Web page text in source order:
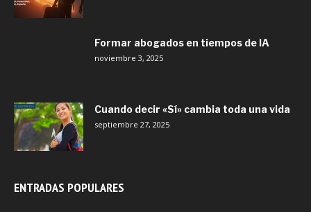
Formar abogados en tiempos de IA
noviembre 3, 2025
Cuando decir «Sí» cambia toda una vida
septiembre 27, 2025
ENTRADAS POPULARES